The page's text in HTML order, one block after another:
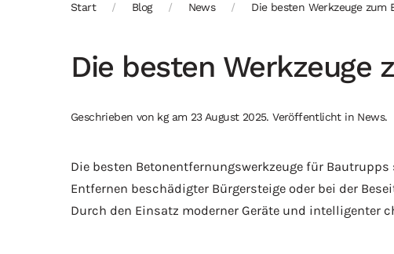
Start Blog News Die besten Werkzeuge
Die besten Werkzeuge
Geschrieben von kgam 23 August 2025. Veröffentlicht in News.
Die besten Betonentfernungswerkzeuge für
Entfernen beschädigter Bürgersteige oder bei der
Durch den Einsatz moderner Geräte und intelligenter